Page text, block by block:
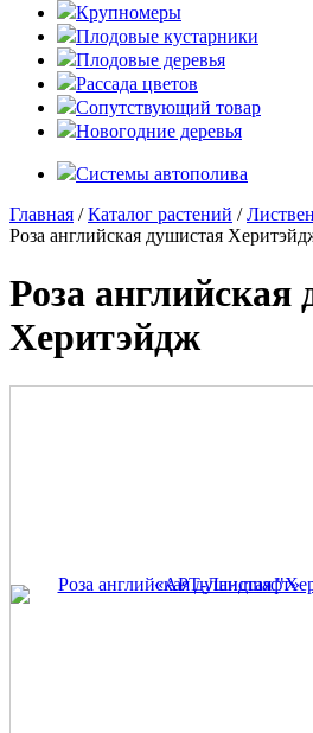
Крупномеры
Плодовые кустарники
Плодовые деревья
Рассада цветов
Сопутствующий товар
Новогодние деревья
Системы автополива
Главная /Каталог растений /
Роза английская душистая
Роза английская
Херитэйдж